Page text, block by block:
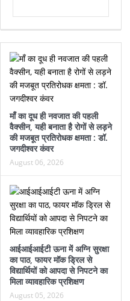
माँ का दूध ही नवजात की पहली
वैक्सीन, यही बनाता है रोगों से लड़ने
की मजबूत प्रतिरोधक क्षमता : डॉ.
जगदीश्वर कंवर
August 06, 2026
आईआईआईटी ऊना में अग्नि सुरक्षा
का पाठ, फायर मॉक ड्रिल से
विद्यार्थियों को आपदा से निपटने का
मिला व्यावहारिक प्रशिक्षण
August 05, 2026